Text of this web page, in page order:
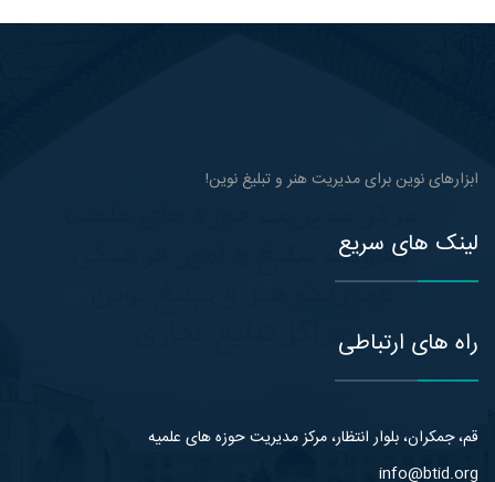
ابزارهای نوین برای مدیریت هنر و تبلیغ نوین!
لینک های سریع
راه های ارتباطی
قم، جمکران، بلوار انتظار، مرکز مدیریت حوزه های علمیه
info@btid.org